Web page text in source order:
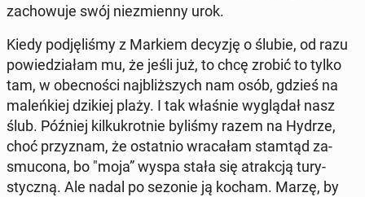
za­cho­wu­je swój nie­zmien­ny urok.
Kiedy pod­ję­li­śmy z Markiem decyzję o ślubie, od razu
po­wie­dzia­łam mu, że jeśli już, to chcę zrobić to tylko
tam, w obec­no­ści naj­bliż­szych nam osób, gdzieś na
ma­leń­kiej dzikiej plaży. I tak właśnie wy­glą­dał nasz
ślub. Później kil­ku­krot­nie byliśmy razem na Hydrze,
choć przy­znam, że ostat­nio wra­ca­łam stamtąd za­
smu­co­na, bo "moja” wyspa stała się atrak­cją tu­ry­
stycz­ną. Ale nadal po sezonie ją kocham. Marzę, by